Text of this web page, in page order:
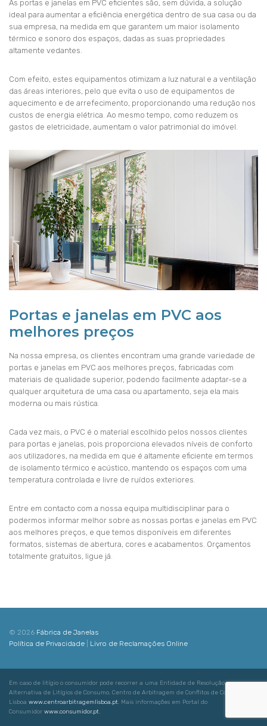
As portas e janelas em PVC eficientes são, sem dúvida, a solução
ideal para aumentar a eficiência energética dentro de sua casa ou da
sua empresa, na medida em que garantem um maior isolamento
térmico e sonoro dos espaços, dadas as suas propriedades
altamente vedantes.
Com efeito, estes equipamentos otimizam a luz natural e a ventilação
das áreas interiores, pelo que evita o uso de equipamentos de
aquecimento e de arrefecimento, proporcionando uma redução nos
custos de energia elétrica. Ao mesmo tempo, como reduzem os
gastos de eletricidade, aumentam o valor patrimonial do imóvel.
Portas e janelas em PVC aos
melhores preços
Na nossa empresa, os clientes encontram uma grande variedade de
portas e janelas em PVC aos melhores preços, fabricadas com
materiais de qualidade superior, podendo facilmente adaptar-se a
qualquer arquitetura de uma casa ou apartamento, seja ela mais
moderna ou mais rústica.
Cada vez mais, o PVC é o material escolhido pelos nossos clientes
para portas e janelas, pois proporciona elevados níveis de conforto
aos utilizadores, na medida em que é altamente eficiente em termos
de isolamento térmico e acústico, mantendo os espaços com uma
temperatura controlada e livre de ruídos exteriores.
Entre em contacto com a nossa equipa multidisciplinar para o
podermos informar melhor sobre as nossas portas e janelas em PVC
aos melhores preços, e que temos disponíveis em diferentes
formatos, sistemas de abertura, cores e acabamentos. Orçamentos
totalmente gratuitos, ligue já.
© 2026 Fábrica de Janelas
Política de Privacidade
Livro de Reclamações Online
Em caso de litígio o consumidor pode recorrer a uma Entidade de Resolução
Alternativa de Litígios de Consumo. Centro de Arbitragem de Conflitos de Consumo de
Lisboa www.centroarbitragemlisboa.pt. Mais informações em Portal do
Consumidor www.consumidor.pt.